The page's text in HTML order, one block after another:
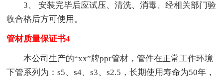
3、 安装完毕后应试压、清洗、消毒、经相关部门验
收合格后方可使用。
管材质量保证书4
本公司生产的“xx”牌ppr管材，管件在正常工作环境
下管系列为：s5、s4、s3、s2.5，长期使用寿命为50年，